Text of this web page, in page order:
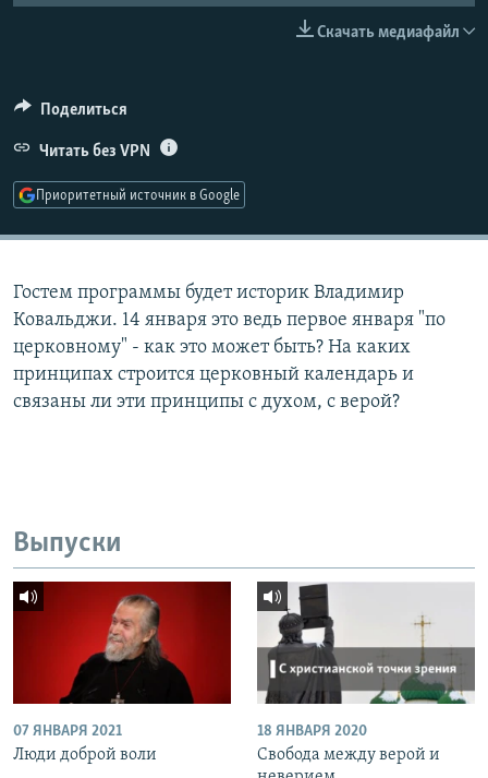
СОЦИАЛЬНЫЕ СЕТИ
Скачать медиафайл
Поделиться
Читать без VPN
Приоритетный источник в Google
Гостем программы будет историк Владимир
Ковальджи. 14 января это ведь первое января "по
церковному" - как это может быть? На каких
принципах строится церковный календарь и
связаны ли эти принципы с духом, с верой?
Выпуски
07 ЯНВАРЯ 2021
Люди доброй воли
18 ЯНВАРЯ 2020
Свобода между верой и